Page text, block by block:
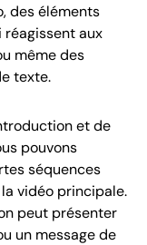
des éléments
aux
même des
texte.
et de
pouvons
séquences
vidéo principale.
peut présenter
un message de